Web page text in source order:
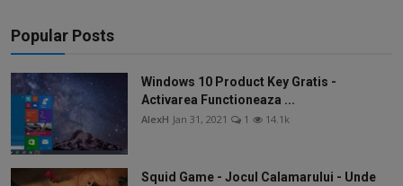
Popular Posts
Windows 10 Product Key Gratis -
Activarea Functioneaza ...
AlexH Jan 31, 2021 1 14.1k
Squid Game - Jocul Calamarului - Unde